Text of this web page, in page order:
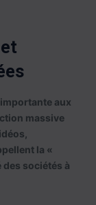
aux
massive
la «
des sociétés à